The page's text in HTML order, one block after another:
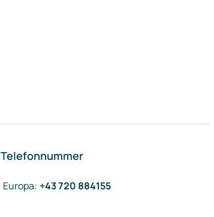
Telefonnummer
Europa: +43 720 884155